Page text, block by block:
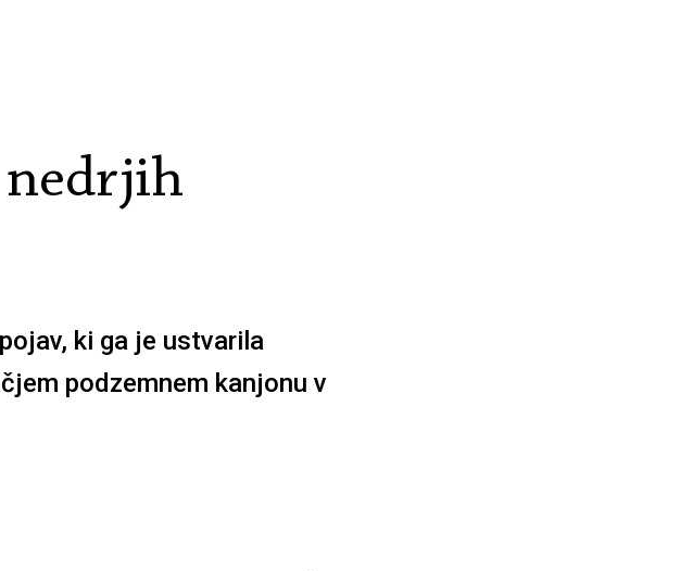
nedrjih
ki ga je ustvarila
podzemnem kanjonu v